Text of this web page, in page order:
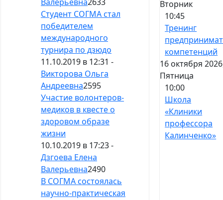
Студент СОГМА стал
победителем
международного
турнира по дзюдо
11.10.2019 в 12:31 -
Викторова Ольга
Андреевна2595
Участие волонтеров-
медиков в квесте о
здоровом образе
жизни
10.10.2019 в 17:23 -
Дзгоева Елена
Валерьевна2490
В СОГМА состоялась
научно-практическая
Вторник
10:45
Тренинг
компетенций
16 октября
Пятница
10:00
Школа
«Клиники
профессора
Калинченко»